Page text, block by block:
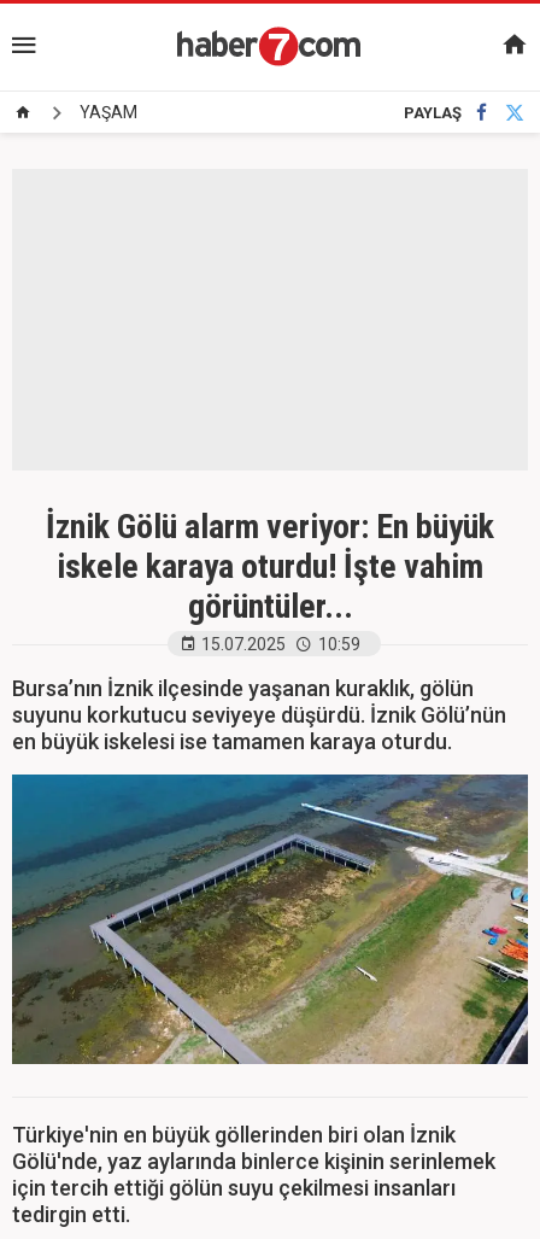
YAŞAM PAYLAŞ
İznik Gölü alarm veriyor: En büyük
iskele karaya oturdu! İşte vahim
görüntüler...
15.07.2025 10:59
Bursa’nın İznik ilçesinde yaşanan kuraklık, gölün
suyunu korkutucu seviyeye düşürdü. İznik Gölü’nün
en büyük iskelesi ise tamamen karaya oturdu.
Türkiye'nin en büyük göllerinden biri olan İznik
Gölü'nde, yaz aylarında binlerce kişinin serinlemek
için tercih ettiği gölün suyu çekilmesi insanları
tedirgin etti.